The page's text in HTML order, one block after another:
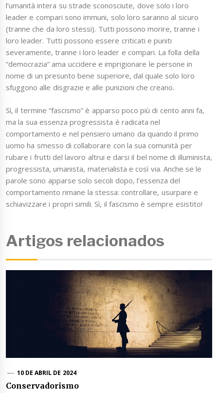
l’umanità intera su strade sconosciute, dove solo i loro
leader e compari sono immuni, solo loro saranno al sicuro
(tranne che da loro stessi). Tutti possono morire, tranne i
loro leader. Tutti possono essere criticati e puniti
severamente, tranne i loro leader e compari. La folla della
“democrazia” ama uccidere e imprigionare le persone in
nome di un presunto bene superiore, dal quale solo loro
sfuggono alle disgrazie e alle punizioni che creano.
Sì, il termine “fascismo” è apparso poco più di cento anni fa,
ma la sua essenza progressista è radicata nel
comportamento e nel pensiero umano da quando il primo
uomo ha smesso di collaborare con la sua comunità per
rubare i frutti del lavoro altrui e darsi il bel nome di illuminista,
progressista, umanista, materialista e così via. Anche se le
parole sono apparse solo secoli dopo, l’essenza del
comportamento rimane la stessa: controllare, usurpare e
schiavizzare i propri simili. Sì, il fascismo è sempre esistito!
Artigos relacionados
10 DE ABRIL DE 2024
Conservadorismo